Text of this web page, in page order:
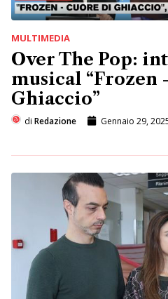
MULTIMEDIA
Over The Pop:
musical “Frozen
Ghiaccio”
di Redazione Gennaio 29,